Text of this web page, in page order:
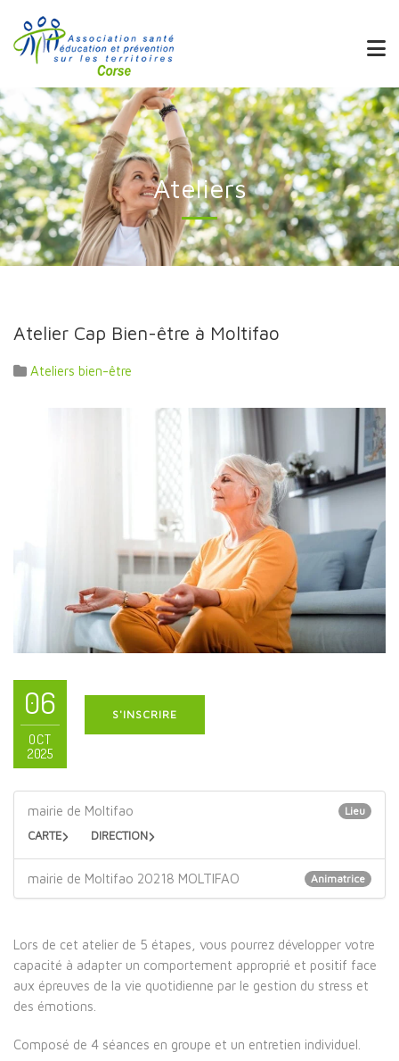
Ateliers
Atelier Cap Bien-être à Moltifao
Ateliers bien-être
06
OCT
2025
S'INSCRIRE
mairie de Moltifao Lieu
CARTE DIRECTION
mairie de Moltifao 20218 MOLTIFAO Animatrice
Lors de cet atelier de 5 étapes, vous pourrez développer votre
capacité à adapter un comportement approprié et positif face
aux épreuves de la vie quotidienne par le gestion du stress et
des émotions.
Composé de 4 séances en groupe et un entretien individuel.